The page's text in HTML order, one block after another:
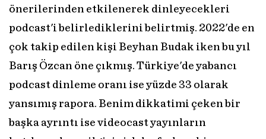
önerilerinden etkilenerek dinleyecekleri
podcast'i belirlediklerini belirtmiş. 2022'de en
çok takip edilen kişi Beyhan Budak iken bu yıl
Barış Özcan öne çıkmış. Türkiye'de yabancı
podcast dinleme oranı ise yüzde 33 olarak
yansımış rapora. Benim dikkatimi çeken bir
başka ayrıntı ise videocast yayınların